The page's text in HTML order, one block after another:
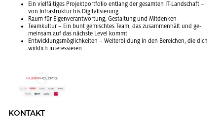
Ein viel­fäl­ti­ges Pro­jekt­port­fo­lio ent­lang der ge­sam­ten IT-Land­schaft –
von In­fra­struk­tur bis Di­gi­ta­li­sie­rung
Raum für Ei­gen­ver­ant­wor­tung, Ge­stal­tung und Mit­den­ken
Team­kul­tur – Ein bunt ge­misch­tes Team, das zu­sam­men­hält und ge­
mein­sam auf das nächs­te Level kommt
Ent­wick­lungs­mög­lich­kei­ten – Wei­ter­bil­dung in den Be­rei­chen, die dich
wirk­lich in­ter­es­sie­ren
KON­TAKT